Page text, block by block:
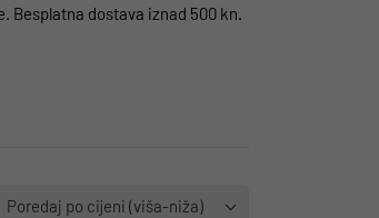
Besplatna dostava iznad 500 kn.
Poredaj po cijeni (viša-niža)